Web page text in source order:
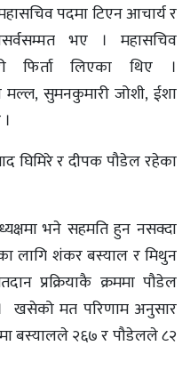
पदमा टिएन आचार्य र
भए । महासचिव
फिर्ता लिएका थिए ।
सुमनकुमारी जोशी, ईशा
घिमिरे र दीपक पौडेल रहेका
भने सहमति हुन नसक्दा
लागि शंकर बस्याल र मिथुन
प्रक्रियाकै क्रममा पौडेल
खसेको मत परिणाम अनुसार
बस्यालले २६७ र पौडेलले ८२